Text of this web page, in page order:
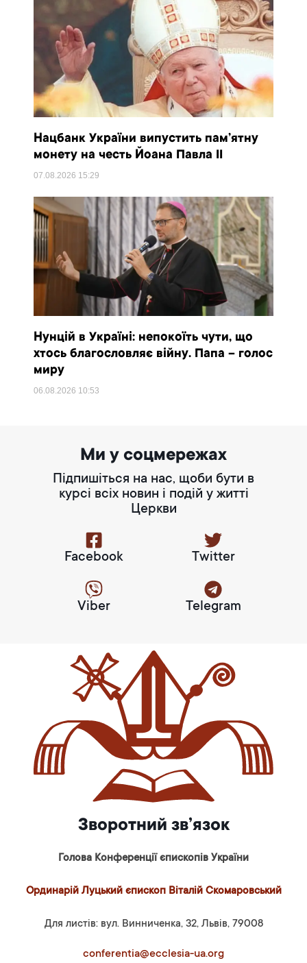
Нацбанк України випустить пам’ятну
монету на честь Йоана Павла II
07.08.2026 15:29
Нунцій в Україні: непокоїть чути, що
хтось благословляє війну. Папа – голос
миру
06.08.2026 10:53
Ми у соцмережах
Підпишіться на нас, щоби бути в
курсі всіх новин і подій у житті
Церкви
Facebook Twitter
Viber Telegram
Зворотний зв’язок
Голова Конференції єпископів України
Ординарій Луцький єпископ Віталій Скомаровський
Для листів: вул. Винниченка, 32, Львів, 79008
conferentia@ecclesia-ua.org